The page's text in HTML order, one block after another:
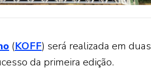
(KOFF) será realizada em duas
da primeira edição.